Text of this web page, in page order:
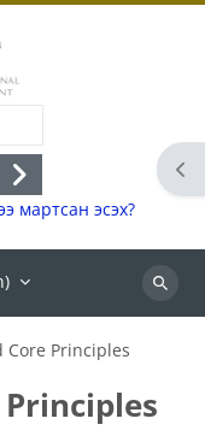
Нэвтрэх
мартсан эсэх?
Хайх
Core Principles